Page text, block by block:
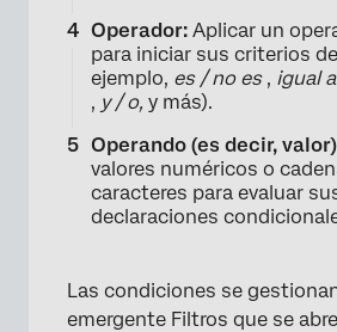
Operador: Aplicar un
para iniciar sus criterios
ejemplo, es / no es, igual a
, y / o, y más).
Operando (es decir, valor)
valores numéricos o
caracteres para evaluar
declaraciones
Las condiciones se
emergente Filtros que se